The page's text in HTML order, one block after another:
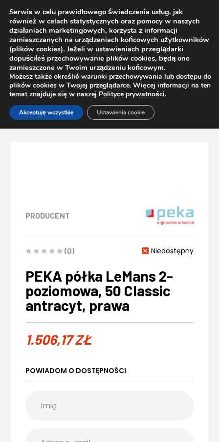
Strona główna Sklep
Kosze cargo
PEKA półka LeMans 2-poziomowa, 50 Classic antracyt,
PRODUCENT
(0) Niedostępny
PEKA półka LeMans 2-
poziomowa, 50 Classic
antracyt, prawa
1.506,17ZŁ
POWIADOM O DOSTĘPNOŚCI
Serwis w celu prawidłowego świadczenia usług, jak
również w celach statystycznych oraz pomocy w naszych
działaniach marketingowych, korzysta z informacji
zamieszczanych na urządzeniach końcowych użytkowników
(plików cookies). Jeżeli w ustawieniach przeglądarki
dopuściłeś przechowywanie plików cookies, będą one
zamieszczone w Twoim urządzeniu końcowym.
Możesz także określić warunki przechowywania lub dostępu do
plików cookies w Twojej przeglądarce. Więcej informacji na ten
temat znajduje się w naszej Polityce prywatności.
Akceptuję wszystkie Ustawienia cookie